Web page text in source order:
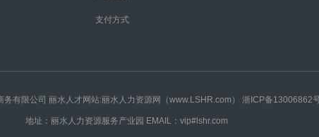
支付方式
有限公司 丽水人才网站:丽水人力资源网（www.LSHR.com） 浙ICP备13006862
地址：丽水人力资源服务产业园 EMAIL：vip#lshr.com